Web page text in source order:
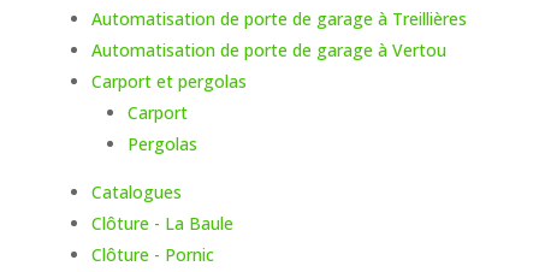
Automatisation de porte de garage à Treillières
Automatisation de porte de garage à Vertou
Carport et pergolas
Carport
Pergolas
Catalogues
Clôture - La Baule
Clôture - Pornic